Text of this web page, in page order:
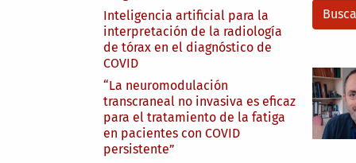
Inteligencia artificial para la
interpretación de la radiología
de tórax en el diagnóstico de
COVID
“La neuromodulación
transcraneal no invasiva es eficaz
para el tratamiento de la fatiga
en pacientes con COVID
persistente”